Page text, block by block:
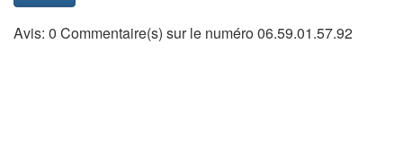
Avis: 0 Commentaire(s) sur le numéro 06.59.01.57.92